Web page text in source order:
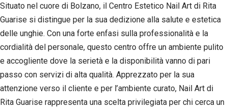
Situato nel cuore di Bolzano, il Centro Estetico Nail Art di Rita
Guarise si distingue per la sua dedizione alla salute e estetica
delle unghie. Con una forte enfasi sulla professionalità e la
cordialità del personale, questo centro offre un ambiente pulito
e accogliente dove la serietà e la disponibilità vanno di pari
passo con servizi di alta qualità. Apprezzato per la sua
attenzione verso il cliente e per l’ambiente curato, Nail Art di
Rita Guarise rappresenta una scelta privilegiata per chi cerca un